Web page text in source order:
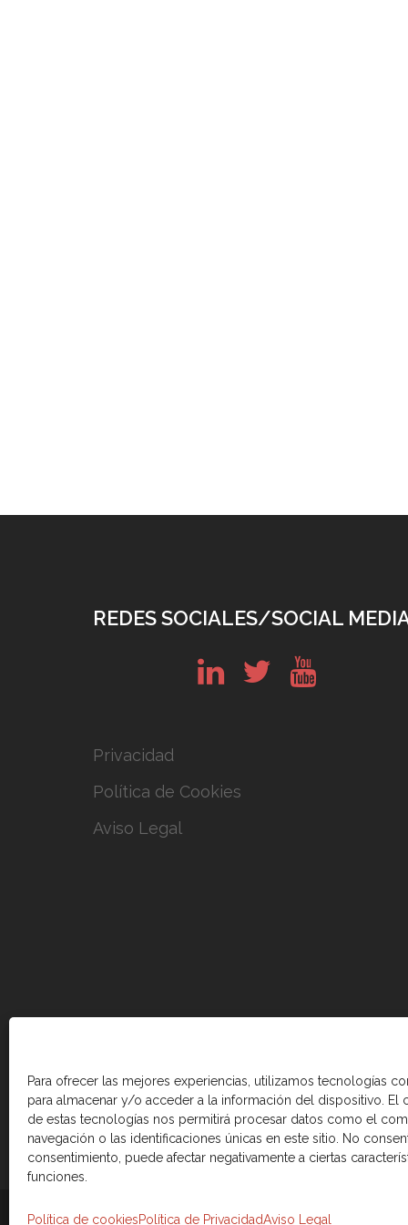
Para ofrecer las mejores experiencias, utilizamos tecnologías
para almacenar y/o acceder a la información del dispositivo. El
de estas tecnologías nos permitirá procesar datos como el
navegación o las identificaciones únicas en este sitio. No
consentimiento, puede afectar negativamente a ciertas
funciones.
Política de cookiesPolítica de PrivacidadAviso Legal
REDES SOCIALES/SOCIAL
Privacidad
Política de Cookies
Aviso Legal
© 2026 Cámara de comercio Canadá